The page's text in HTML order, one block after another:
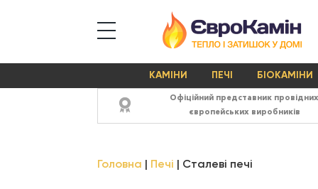
КАМІНИ ПЕЧІ БІОКАМІНИ
Офіційний представник провідних
європейських виробників
Головна Печі Сталеві печі